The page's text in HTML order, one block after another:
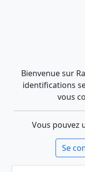
Bienvenue sur
identifications
vous
Vous pouvez
Se